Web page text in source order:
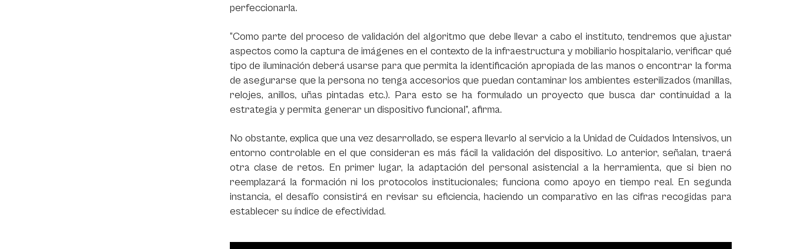
perfeccionarla.
“Como parte del proceso de validación del algoritmo que debe llevar a cabo el instituto, tendremos que ajustar
aspectos como la captura de imágenes en el contexto de la infraestructura y mobiliario hospitalario, verificar qué
tipo de iluminación deberá usarse para que permita la identificación apropiada de las manos o encontrar la forma
de asegurarse que la persona no tenga accesorios que puedan contaminar los ambientes esterilizados (manillas,
relojes, anillos, uñas pintadas etc.). Para esto se ha formulado un proyecto que busca dar continuidad a la
estrategia y permita generar un dispositivo funcional”, afirma.
No obstante, explica que una vez desarrollado, se espera llevarlo al servicio a la Unidad de Cuidados Intensivos, un
entorno controlable en el que consideran es más fácil la validación del dispositivo. Lo anterior, señalan, traerá
otra clase de retos. En primer lugar, la adaptación del personal asistencial a la herramienta, que si bien no
reemplazará la formación ni los protocolos institucionales; funciona como apoyo en tiempo real. En segunda
instancia, el desafío consistirá en revisar su eficiencia, haciendo un comparativo en las cifras recogidas para
establecer su índice de efectividad.